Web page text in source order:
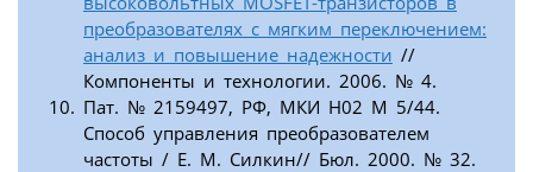
преобразователях с мягким переключением:
анализ и повышение надежности //
Компоненты и технологии. 2006. № 4.
Пат. № 2159497, РФ, МКИ Н02 М 5/44.
Способ управления преобразователем
частоты / Е. М. Силкин// Бюл. 2000. № 32.